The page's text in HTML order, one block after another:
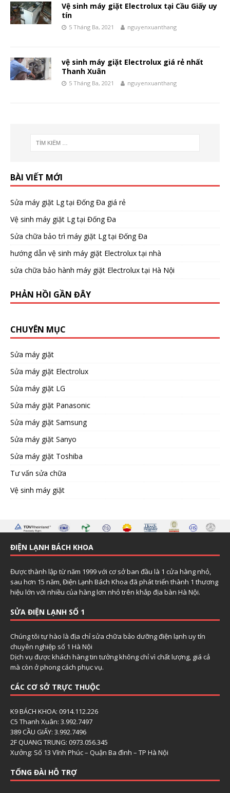
Vệ sinh máy giặt Electrolux tại Cầu Giấy uy
tín
5 Tháng Ba, 2021 nguyenxuanthang
vệ sinh máy giặt Electrolux giá rẻ nhất
Thanh Xuân
5 Tháng Ba, 2021 nguyenxuanthang
BÀI VIẾT MỚI
Sửa máy giặt Lg tại Đống Đa giá rẻ
Vệ sinh máy giặt Lg tại Đống Đa
Sửa chữa bảo trì máy giặt Lg tại Đống Đa
hướng dẫn vệ sinh máy giặt Electrolux tại nhà
sửa chữa bảo hành máy giặt Electrolux tại Hà Nội
PHẢN HỒI GẦN ĐÂY
CHUYÊN MỤC
Sửa máy giặt
Sửa máy giặt Electrolux
Sửa máy giặt LG
Sửa máy giặt Panasonic
Sửa máy giặt Samsung
Sửa máy giặt Sanyo
Sửa máy giặt Toshiba
Tư vấn sửa chữa
Vệ sinh máy giặt
ĐIỆN LẠNH BÁCH KHOA
Được thành lập từ năm 1999 với cơ sở ban đầu là 1 cửa hàng nhỏ,
sau hơn 15 năm, Điện Lạnh Bách Khoa đã phát triển thành 1 thương
hiệu lớn với nhiều của hàng lơn nhỏ trên khắp địa bàn Hà Nội.
SỬA ĐIỆN LẠNH SỐ 1
Chúng tôi tự hào là địa chỉ sửa chữa bảo dưỡng điện lạnh uy tín
chuyên nghiệp số 1 Hà Nội
Dịch vụ được khách hàng tin tưởng không chỉ vì chất lượng, giá cả
mà còn ở phong cách phục vụ.
CÁC CƠ SỞ TRỰC THUỘC
K9 BÁCH KHOA: 0914.112.226
C5 Thanh Xuân: 3.992.7497
389 CẦU GIẤY: 3.992.7496
2F QUANG TRUNG: 0973.056.345
Xưởng: Số 13 Vĩnh Phúc – Quận Ba đình – TP Hà Nội
TỔNG ĐÀI HỖ TRỢ